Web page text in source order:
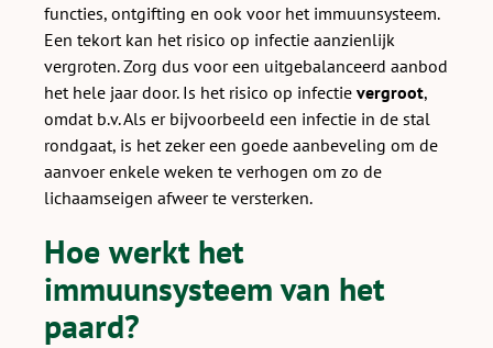
functies, ontgifting en ook voor het immuunsysteem.
Een tekort kan het risico op infectie aanzienlijk
vergroten. Zorg dus voor een uitgebalanceerd aanbod
het hele jaar door. Is het risico op infectie vergroot,
omdat b.v. Als er bijvoorbeeld een infectie in de stal
rondgaat, is het zeker een goede aanbeveling om de
aanvoer enkele weken te verhogen om zo de
lichaamseigen afweer te versterken.
Hoe werkt het
immuunsysteem van het
paard?